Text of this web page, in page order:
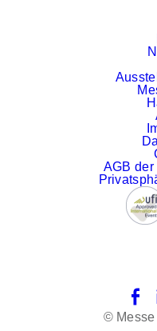
AGB der
© Messe